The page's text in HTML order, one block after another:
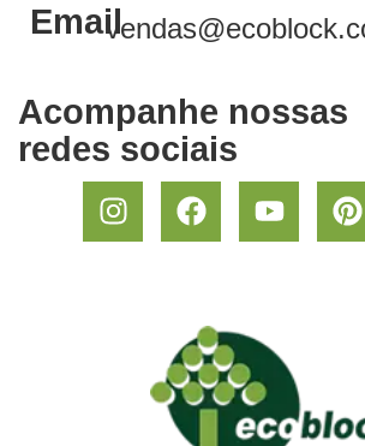
Email
Acompanhe nossas
redes sociais